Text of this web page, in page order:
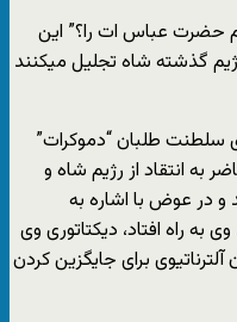
حضرت عباس ات را؟” این
گذشته شاه تجلیل میکنند
سلطنت طلبان “دموکرات”
به انتقاد از رژیم شاه و
و در عوض با اشاره به
به راه افتاد، دیکتاتوری وی
برای جایگزین کردن